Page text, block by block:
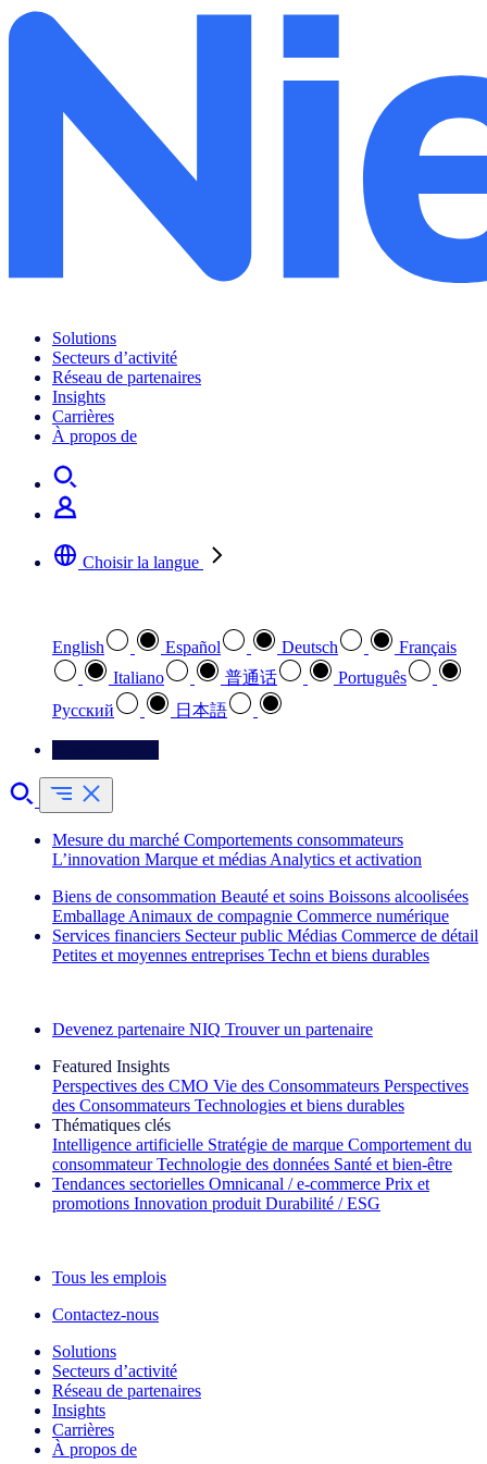
Solutions
Secteurs d’activité
Réseau de partenaires
Insights
Carrières
À propos de
Choisir la langue
English Español Deutsch
Français
Italiano
普通话
Português
Pусский
日本語
Mesure du marché Comportements consommateurs
L’innovation Marque et médias Analytics et activation
Biens de consommation Beauté et soins Boissons alcoolisées
Emballage Animaux de compagnie Commerce numérique
Services financiers Secteur public Médias Commerce de détail
Petites et moyennes entreprises Techn et biens durables
Devenez partenaire NIQ Trouver un partenaire
Featured Insights
Perspectives des CMO Vie des Consommateurs Perspectives
des Consommateurs Technologies et biens durables
Thématiques clés
Intelligence artificielle Stratégie de marque Comportement du
consommateur Technologie des données Santé et bien‑être
Tendances sectorielles Omnicanal / e‑commerce Prix et
promotions Innovation produit Durabilité / ESG
Tous les emplois
Contactez-nous
Solutions
Secteurs d’activité
Réseau de partenaires
Insights
Carrières
À propos de